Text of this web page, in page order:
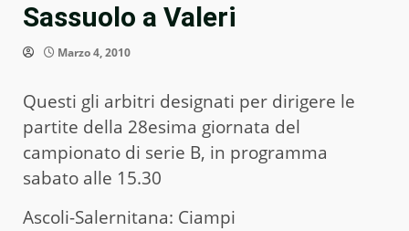
Sassuolo a Valeri
Marzo 4, 2010
Questi gli arbitri designati per dirigere le
partite della 28esima giornata del
campionato di serie B, in programma
sabato alle 15.30
Ascoli-Salernitana: Ciampi